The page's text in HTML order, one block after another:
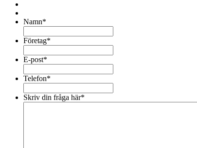
Namn*
Företag*
E-post*
Telefon*
Skriv din fråga här*